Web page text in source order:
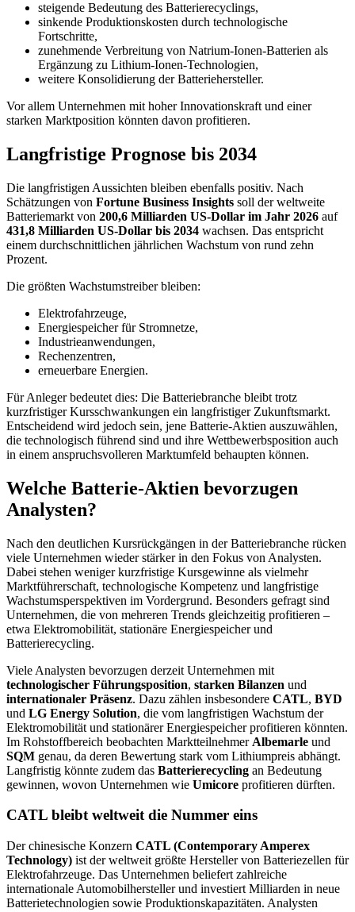
steigende Bedeutung des Batterierecyclings,
sinkende Produktionskosten durch technologische
Fortschritte,
zunehmende Verbreitung von Natrium-Ionen-Batterien als
Ergänzung zu Lithium-Ionen-Technologien,
weitere Konsolidierung der Batteriehersteller.
Vor allem Unternehmen mit hoher Innovationskraft und einer
starken Marktposition könnten davon profitieren.
Langfristige Prognose bis 2034
Die langfristigen Aussichten bleiben ebenfalls positiv. Nach
Schätzungen von Fortune Business Insights soll der weltweite
Batteriemarkt von 200,6 Milliarden US-Dollar im Jahr 2026 auf
431,8 Milliarden US-Dollar bis 2034 wachsen. Das entspricht
einem durchschnittlichen jährlichen Wachstum von rund zehn
Prozent.
Die größten Wachstumstreiber bleiben:
Elektrofahrzeuge,
Energiespeicher für Stromnetze,
Industrieanwendungen,
Rechenzentren,
erneuerbare Energien.
Für Anleger bedeutet dies: Die Batteriebranche bleibt trotz
kurzfristiger Kursschwankungen ein langfristiger Zukunftsmarkt.
Entscheidend wird jedoch sein, jene Batterie-Aktien auszuwählen,
die technologisch führend sind und ihre Wettbewerbsposition auch
in einem anspruchsvolleren Marktumfeld behaupten können.
Welche Batterie-Aktien bevorzugen
Analysten?
Nach den deutlichen Kursrückgängen in der Batteriebranche rücken
viele Unternehmen wieder stärker in den Fokus von Analysten.
Dabei stehen weniger kurzfristige Kursgewinne als vielmehr
Marktführerschaft, technologische Kompetenz und langfristige
Wachstumsperspektiven im Vordergrund. Besonders gefragt sind
Unternehmen, die von mehreren Trends gleichzeitig profitieren –
etwa Elektromobilität, stationäre Energiespeicher und
Batterierecycling.
Viele Analysten bevorzugen derzeit Unternehmen mit
technologischer Führungsposition, starken Bilanzen und
internationaler Präsenz. Dazu zählen insbesondere CATL, BYD
und LG Energy Solution, die vom langfristigen Wachstum der
Elektromobilität und stationärer Energiespeicher profitieren könnten.
Im Rohstoffbereich beobachten Marktteilnehmer Albemarle und
SQM genau, da deren Bewertung stark vom Lithiumpreis abhängt.
Langfristig könnte zudem das Batterierecycling an Bedeutung
gewinnen, wovon Unternehmen wie Umicore profitieren dürften.
CATL bleibt weltweit die Nummer eins
Der chinesische Konzern CATL (Contemporary Amperex
Technology) ist der weltweit größte Hersteller von Batteriezellen für
Elektrofahrzeuge. Das Unternehmen beliefert zahlreiche
internationale Automobilhersteller und investiert Milliarden in neue
Batterietechnologien sowie Produktionskapazitäten. Analysten